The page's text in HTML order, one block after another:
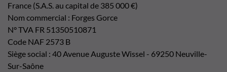
France (S.A.S. au capital de 385 000 €)
Nom commercial : Forges Gorce
N° TVA FR 51350510871
Code NAF 2573 B
Siège social : 40 Avenue Auguste Wissel - 69250 Neuville-
Sur-Saône